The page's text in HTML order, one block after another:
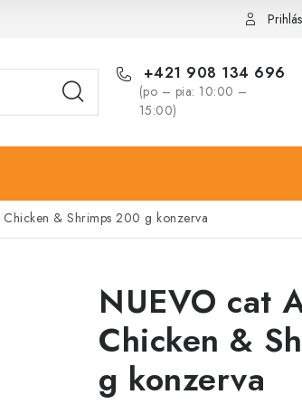
+421 908 134 696
(po – pia: 10:00 –
15:00)
& Shrimps 200 g konzerva
NUEVO cat
Chicken &
g konzerva